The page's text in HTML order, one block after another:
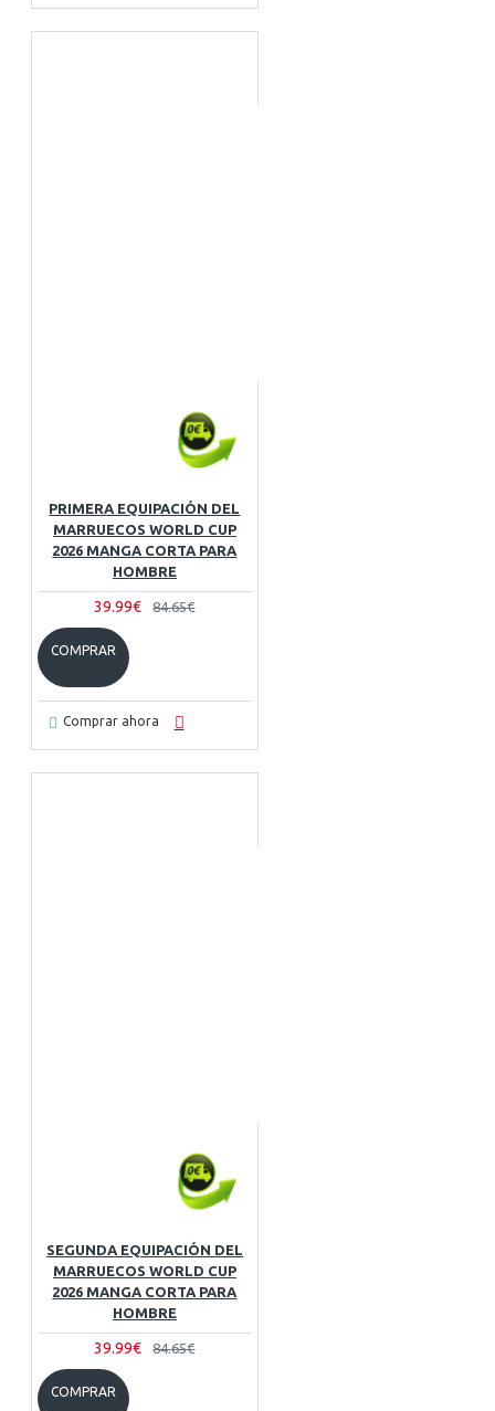
PRIMERA EQUIPACIÓN DEL
MARRUECOS WORLD CUP
2026 MANGA CORTA PARA
HOMBRE
39.99€ 84.65€
COMPRAR
Comprar ahora
SEGUNDA EQUIPACIÓN DEL
MARRUECOS WORLD CUP
2026 MANGA CORTA PARA
HOMBRE
39.99€ 84.65€
COMPRAR